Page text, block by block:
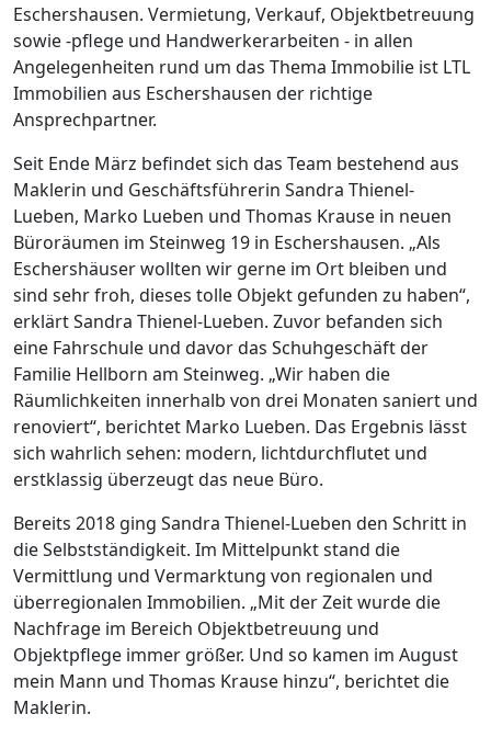
Eschershausen. Vermietung, Verkauf, Objektbetreuung
sowie -pflege und Handwerkerarbeiten - in allen
Angelegenheiten rund um das Thema Immobilie ist LTL
Immobilien aus Eschershausen der richtige
Ansprechpartner.
Seit Ende März befindet sich das Team bestehend aus
Maklerin und Geschäftsführerin Sandra Thienel-
Lueben, Marko Lueben und Thomas Krause in neuen
Büroräumen im Steinweg 19 in Eschershausen. „Als
Eschershäuser wollten wir gerne im Ort bleiben und
sind sehr froh, dieses tolle Objekt gefunden zu haben“,
erklärt Sandra Thienel-Lueben. Zuvor befanden sich
eine Fahrschule und davor das Schuhgeschäft der
Familie Hellborn am Steinweg. „Wir haben die
Räumlichkeiten innerhalb von drei Monaten saniert und
renoviert“, berichtet Marko Lueben. Das Ergebnis lässt
sich wahrlich sehen: modern, lichtdurchflutet und
erstklassig überzeugt das neue Büro.
Bereits 2018 ging Sandra Thienel-Lueben den Schritt in
die Selbstständigkeit. Im Mittelpunkt stand die
Vermittlung und Vermarktung von regionalen und
überregionalen Immobilien. „Mit der Zeit wurde die
Nachfrage im Bereich Objektbetreuung und
Objektpflege immer größer. Und so kamen im August
mein Mann und Thomas Krause hinzu“, berichtet die
Maklerin.